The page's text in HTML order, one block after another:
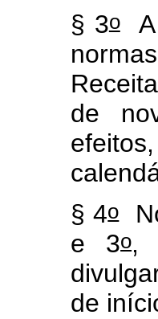
§ 3oA
de
§ 4o
e 3o,
de